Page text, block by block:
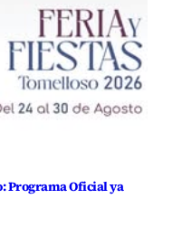
Programa Oficial ya